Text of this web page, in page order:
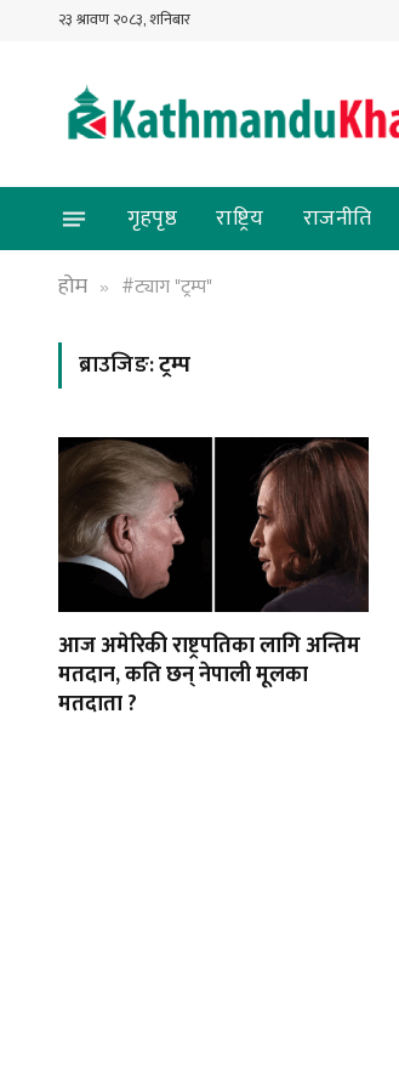
२३ श्रावण २०८३, शनिबार
गृहपृष्ठ राष्ट्रिय राजनीति
होम
» #ट्याग "ट्रम्प"
ब्राउजिङ:ट्रम्प
आज अमेरिकी राष्ट्रपतिका लागि अन्तिम
मतदान, कति छन् नेपाली मूलका
मतदाता ?